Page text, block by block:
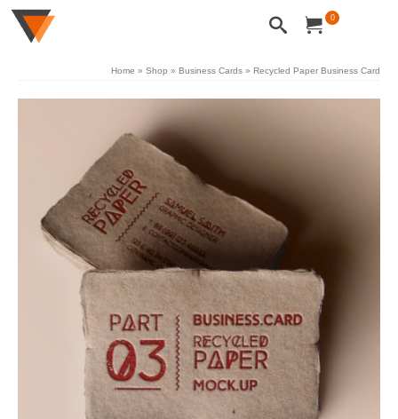
0
Home » Shop » Business Cards » Recycled Paper Business Card